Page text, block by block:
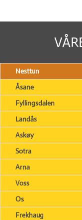
Nesttun
Åsane
Fyllingsdalen
Landås
Askøy
Sotra
Arna
Voss
Os
Frekhaug